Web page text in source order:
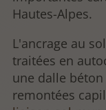
Hautes-Alpes.
L'ancrage au
traitées en
une dalle
remontées